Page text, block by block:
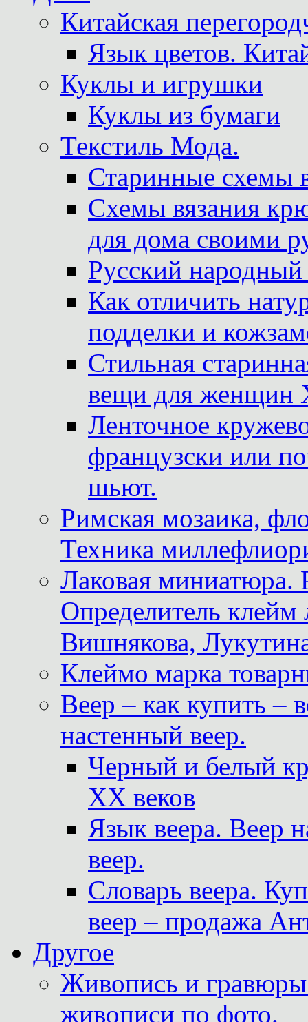
Китайская
Язык цветов.
Куклы и игрушки
Куклы из бумаги
Текстиль Мода.
Старинные схемы
Схемы вязания
для дома своими
Русский
Как отличить
подделки и
Стильная
вещи для женщин
Ленточное
французски или
шьют.
Римская мозаика,
Техника
Лаковая миниатюра.
Определитель
Вишнякова,
Клеймо марка
Веер – как купить –
настенный веер.
Черный и белый
XX веков
Язык веера. Веер
веер.
Словарь веера.
веер – продажа
Другое
Живопись и
живописи по фото.